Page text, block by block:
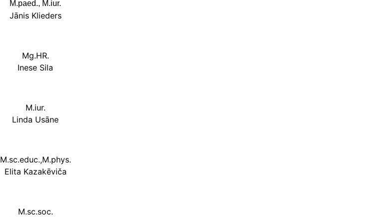
M.paed., M.iur.
Jānis Klieders
Mg.HR.
Inese Sila
M.iur.
Linda Usāne
M.sc.educ.,M.phys.
Elita Kazakēviča
M.sc.soc.